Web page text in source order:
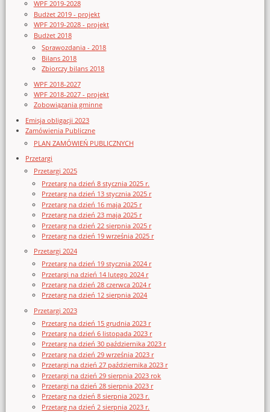
WPF 2019-2028
Budżet 2019 - projekt
WPF 2019-2028 - projekt
Budżet 2018
Sprawozdania - 2018
Bilans 2018
Zbiorczy bilans 2018
WPF 2018-2027
WPF 2018-2027 - projekt
Zobowiązania gminne
Emisja obligacji 2023
Zamówienia Publiczne
PLAN ZAMÓWIEŃ PUBLICZNYCH
Przetargi
Przetargi 2025
Przetarg na dzień 8 stycznia 2025 r.
Przetarg na dzień 13 stycznia 2025 r
Przetarg na dzień 16 maja 2025 r
Przetarg na dzień 23 maja 2025 r
Przetarg na dzień 22 sierpnia 2025 r
Przetarg na dzień 19 września 2025 r
Przetargi 2024
Przetarg na dzień 19 stycznia 2024 r
Przetargi na dzień 14 lutego 2024 r
Przetarg na dzień 28 czerwca 2024 r
Przetarg na dzień 12 sierpnia 2024
Przetargi 2023
Przetarg na dzień 15 grudnia 2023 r
Przetarg na dzień 6 listopada 2023 r
Przetarg na dzień 30 października 2023 r
Przetarg na dzień 29 września 2023 r
Przetargi na dzień 27 października 2023 r
Przetargi na dzień 29 sierpnia 2023 rok
Przetargi na dzień 28 sierpnia 2023 r
Przetarg na dzień 8 sierpnia 2023 r.
Przetarg na dzień 2 sierpnia 2023 r.